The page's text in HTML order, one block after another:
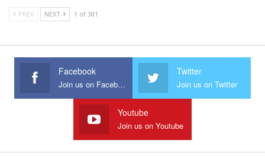
PREV NEXT 1 of 381
Facebook
Join us on Facebook
Twitter
Join us on Twitter
Youtube
Join us on Youtube